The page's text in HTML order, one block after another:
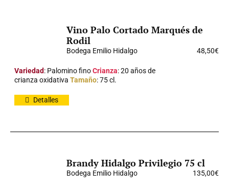
Vino Palo Cortado Marqués de
Rodil
Bodega Emilio Hidalgo 48,50€
Variedad: Palomino finoCrianza: 20 años de
crianza oxidativaTamaño: 75 cl.
Detalles
Brandy Hidalgo Privilegio 75 cl
Bodega Emilio Hidalgo 135,00€